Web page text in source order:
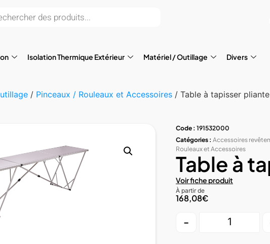
Isolation Thermique Extérieur Matériel / Outillage Divers
/ Pinceaux / Rouleaux et Accessoires / Table à tapisser pliante
Code : 191532000
Catégories : Accessoires
Rouleaux et Accessoires
Table à
Voir fiche produit
À partir de
168,08€
-